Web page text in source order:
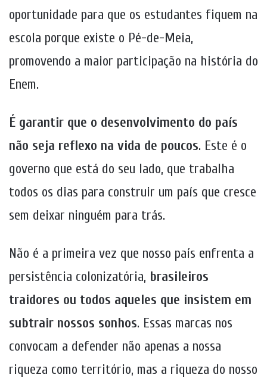
oportunidade para que os estudantes fiquem na
escola porque existe o Pé-de-Meia,
promovendo a maior participação na história do
Enem.
É garantir que o desenvolvimento do país
não seja reflexo na vida de poucos. Este é o
governo que está do seu lado, que trabalha
todos os dias para construir um país que cresce
sem deixar ninguém para trás.
Não é a primeira vez que nosso país enfrenta a
persistência colonizatória, brasileiros
traidores ou todos aqueles que insistem em
subtrair nossos sonhos. Essas marcas nos
convocam a defender não apenas a nossa
riqueza como território, mas a riqueza do nosso